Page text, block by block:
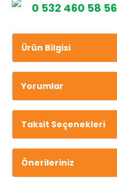
0 532 460 58 56
Ürün Bilgisi
Yorumlar
Taksit Seçenekleri
Önerileriniz